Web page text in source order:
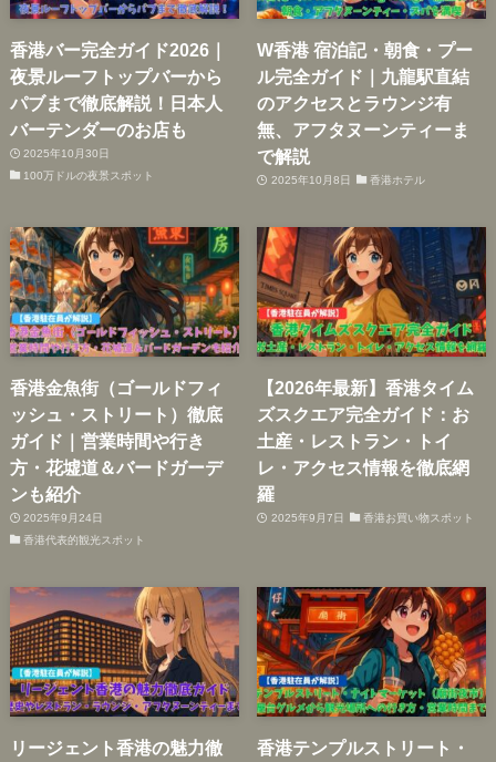
香港バー完全ガイド2026｜
夜景ルーフトップバーから
パブまで徹底解説！日本人
バーテンダーのお店も
2025年10月30日
100万ドルの夜景スポット
W香港 宿泊記・朝食・プー
ル完全ガイド｜九龍駅直結
のアクセスとラウンジ有
無、アフタヌーンティーま
で解説
2025年10月8日 香港ホテル
香港金魚街（ゴールドフィ
ッシュ・ストリート）徹底
ガイド｜営業時間や行き
方・花墟道＆バードガーデ
ンも紹介
2025年9月24日
香港代表的観光スポット
【2026年最新】香港タイム
ズスクエア完全ガイド：お
土産・レストラン・トイ
レ・アクセス情報を徹底網
羅
2025年9月7日 香港お買い物スポット
リージェント香港の魅力徹
香港テンプルストリート・